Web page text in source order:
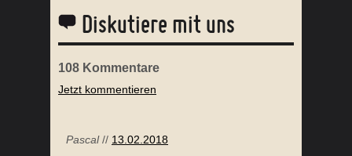
Diskutiere mit uns
108 Kommentare
Jetzt kommentieren
Pascal// 13.02.2018